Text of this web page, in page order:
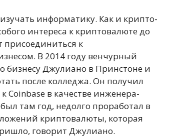
информатику. Как и крипто-
интереса к криптовалюте до
присоединиться к
В 2014 году венчурный
бизнесу Джулиано в Принстоне и
после колледжа. Он получил
Coinbase в качестве инженера-
там год, недолго проработал в
криптовалюты, которая
говорит Джулиано.